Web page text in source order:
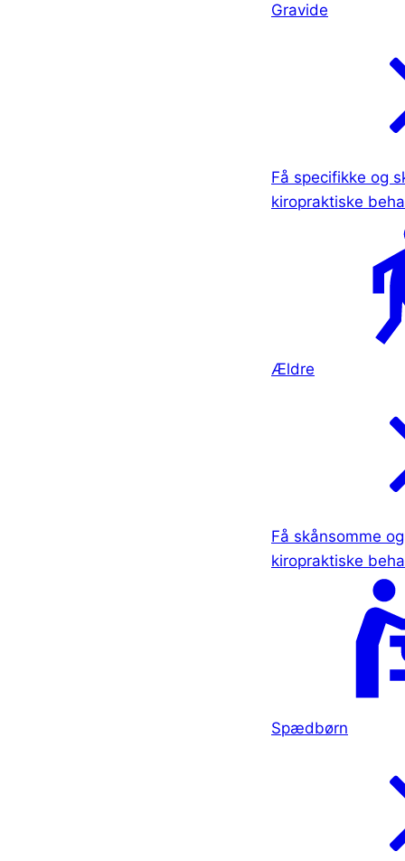
Gravide
Få specifikke og
kiropraktiske
Ældre
Få skånsomme
kiropraktiske
Spædbørn